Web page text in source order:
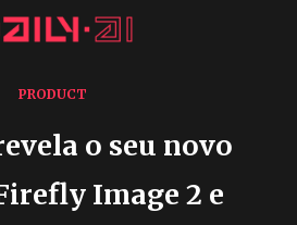
PRODUCT
o seu novo
Image 2 e